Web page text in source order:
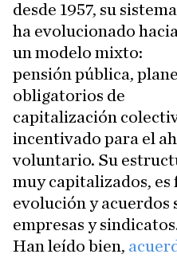
desde 1957, su sistema
ha evolucionado hacia
un modelo mixto:
pensión pública,
obligatorios de
capitalización
incentivado para el
voluntario. Su
muy capitalizados, es
evolución y acuerdos
empresas y
Han leído bien,